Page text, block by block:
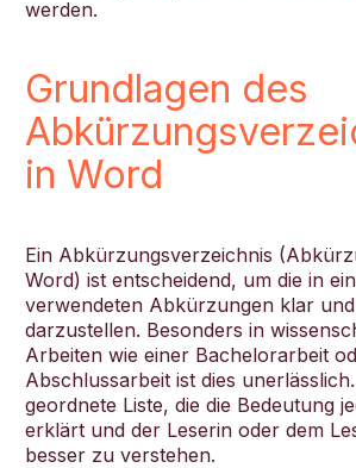
werden.
Grundlagen des
in Word
Ein Abkürzungsverzeichnis
Word) ist entscheidend, um die in
verwendeten Abkürzungen klar
darzustellen. Besonders in
Arbeiten wie einer Bachelorarbeit
Abschlussarbeit ist dies
geordnete Liste, die die Bedeutung
erklärt und der Leserin oder dem
besser zu verstehen.